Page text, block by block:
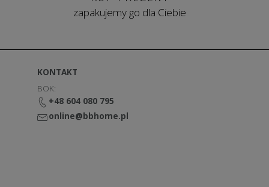
zapakujemy go dla Ciebie
KONTAKT
BOK:
+48 604 080 795
online@bbhome.pl